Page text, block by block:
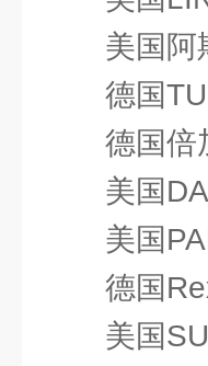
美国阿
德国
德国倍
美国
美国
德国
美国